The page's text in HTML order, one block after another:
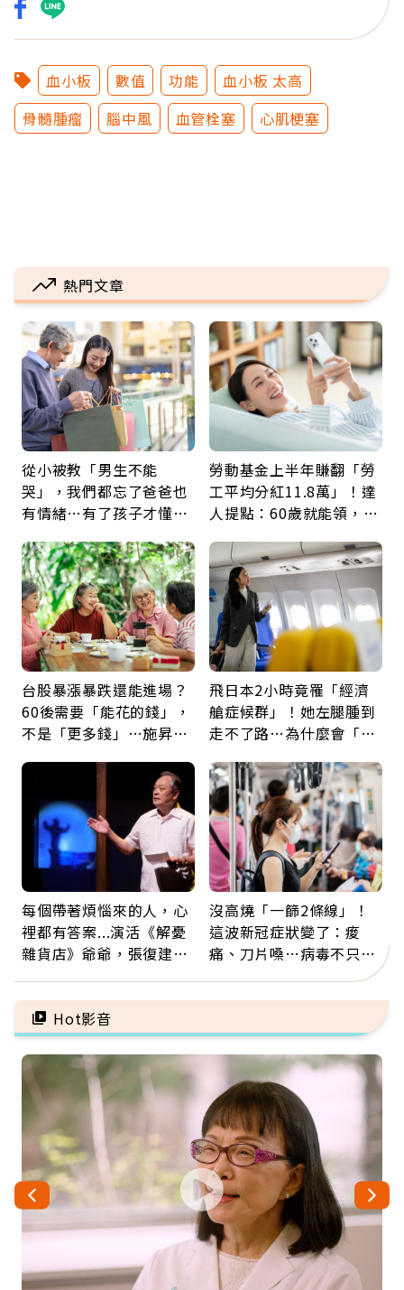
血小板 數值 功能
血小板 太高
骨髓腫瘤
腦中風 血管栓塞 心肌梗塞
熱門文章
從小被教「男生不能
哭」，我們都忘了爸爸也
有情緒…有了孩子才懂：
久違的關心
勞動基金上半年賺翻「勞
工平均分紅11.8萬」！達
人提點：60歲就能領，重
台股暴漲暴跌還能進場？
60後需要「能花的錢」，
不是「更多錢」…施昇
飛日本2小時竟罹「經濟
艙症候群」！她左腿腫到
走不了路…為什麼會「靜
注意
每個帶著煩惱來的人，心
裡都有答案...演活《解憂
雜貨店》爺爺，張復建：
善待自己
沒高燒「一篩2條線」！
這波新冠症狀變了：痠
痛、刀片嗓…病毒不只攻
肺，三高族恐引發全身血
管發炎
Hot影音